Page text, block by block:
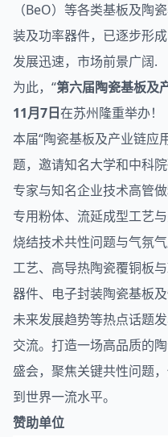
（BeO）等各类基板及陶
装及功率器件，已逐步形
发展迅速，市场前景广阔.
为此，“第六届陶瓷基板及
11月7日在苏州隆重举办！
本届“陶瓷基板及产业链应
题，邀请知名大学和中科
专家与知名企业技术高管
专用粉体、流延成型工艺
烧结技术共性问题与气氛
工艺、高导热陶瓷覆铜板
器件、电子封装陶瓷基板
未来发展趋势等热点话题
交流。打造一场高品质的
盛会，聚焦关键共性问题
到世界一流水平。
赞助单位